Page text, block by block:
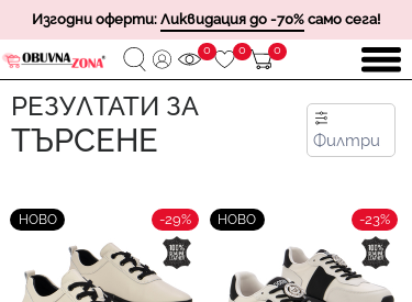
Изгодни оферти: Ликвидация до -70% само сега!
0 0 0
РЕЗУЛТАТИ ЗА
ТЪРСЕНЕ Филтри
НОВО -29% НОВО -23%